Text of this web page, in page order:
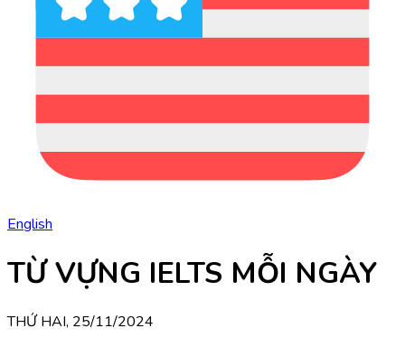
English
TỪ VỰNG IELTS MỖI NGÀY
THỨ HAI, 25/11/2024